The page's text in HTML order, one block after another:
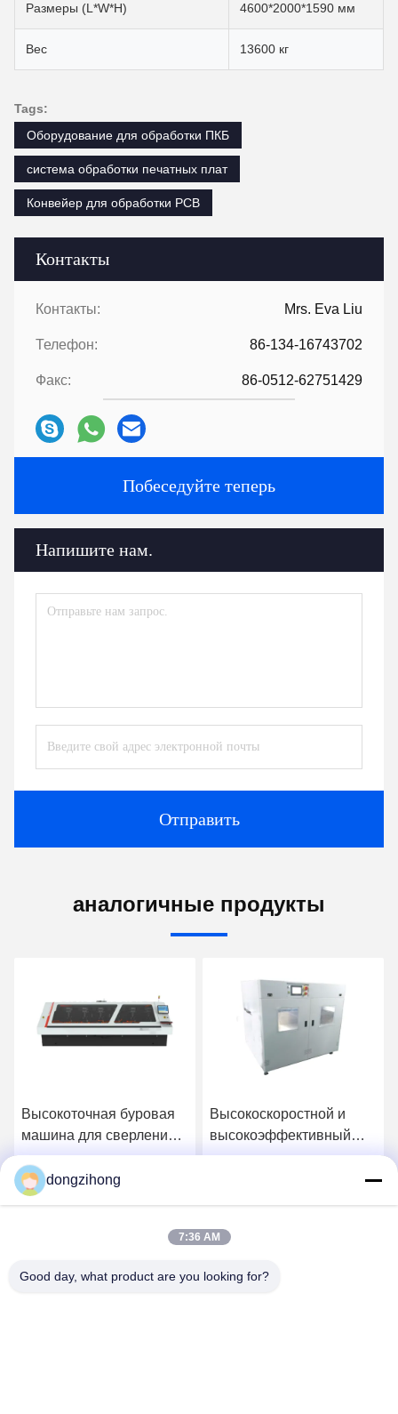
Контакты
Контакты: Mrs. Eva Liu
Телефон: 86-134-16743702
Факс: 86-0512-62751429
Побеседуйте теперь
Напишите нам.
Отправить
Размеры (L*W*H) 4600*2000*1590 мм
Вес 13600 кг
Tags:
Оборудование для обработки ПКБ
система обработки печатных плат
Конвейер для обработки PCB
аналогичные продукты
Высокоточная буровая
машина для сверления
ПКБ на подложке
Высокоскоростной и
высокоэффективный
вакуумный загрузчик для
dongzihong
7:36 AM
Good day, what product are you looking for?